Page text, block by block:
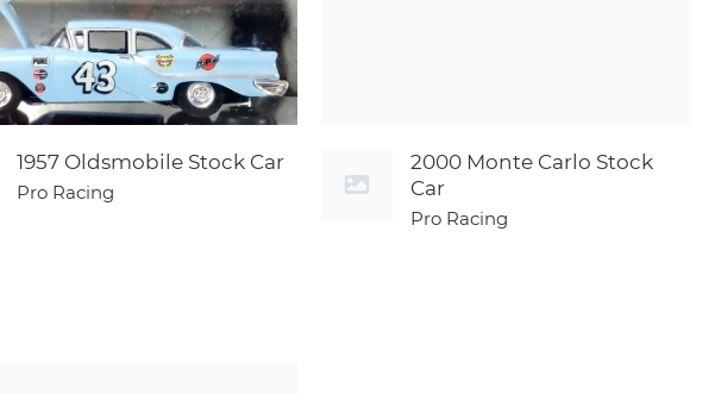
1957 Oldsmobile Stock Car
Pro Racing
2000 Monte Carlo Stock
Car
Pro Racing